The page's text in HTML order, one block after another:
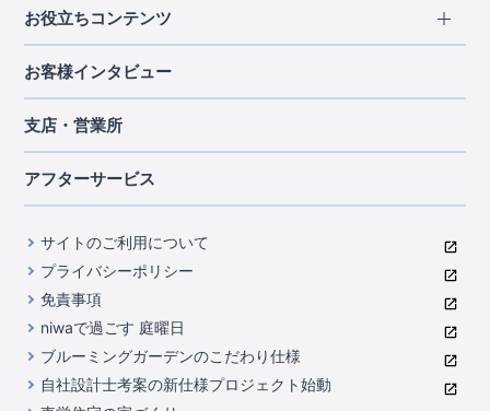
北海道
宮城県
千葉県
中部
山梨県
静岡県
滋賀県
京都府
中国・四国
岡山県
広島県
九州・沖縄
長期優良住宅
住宅性能評価書
ブルーミングガーデンは地震につよい<建物編>
室内空間を快適に保つ断熱性能
コストパフォーマンスに自信
充実のアフターサポート
第三者評価によるお墨付き
家づくりのプロにも選ばれるブルーミングガーデン
住んでみるとじわじわ伝わる暮らしやすさへのこだわり
お役立ちコンテンツ
ご契約までの道のり
現地見学ガイド
ご紹介制度のご案内
東栄INDEX（用語集）
お客様インタビュー
支店・営業所
アフターサービス
サイトのご利用について
プライバシーポリシー
免責事項
niwaで過ごす 庭曜日
ブルーミングガーデンのこだわり仕様
自社設計士考案の新仕様プロジェクト始動